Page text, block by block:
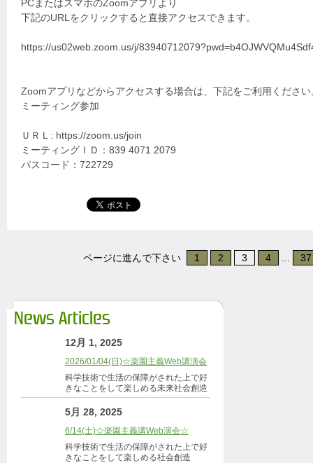
PCまたはスマホのZoomアプリより
下記のURLをクリックすると直接アクセスできます。
https://us02web.zoom.us/j/
Zoomアプリなどからアクセスする場合は、下記をご利用ください
ミーティング参加
ＵＲＬ: https://zoom.us/join
ミーティングＩＤ：839 4071 2079
パスコード：722729
ページに進んで下さい 1 2 3 4 37
News Articles
12月 1, 2025
2026/01/04(日)☆楽園主義Web講演会
科学技術で生活の保障がされた上で好
きなことをして楽しめる未来社会創造
5月 28, 2025
6/14(土)☆楽園主義講Web演会☆
科学技術で生活の保障がされた上で好
きなことをして楽しめる社会創造